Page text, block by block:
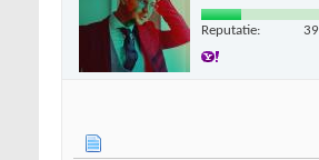
Reputatie: 39